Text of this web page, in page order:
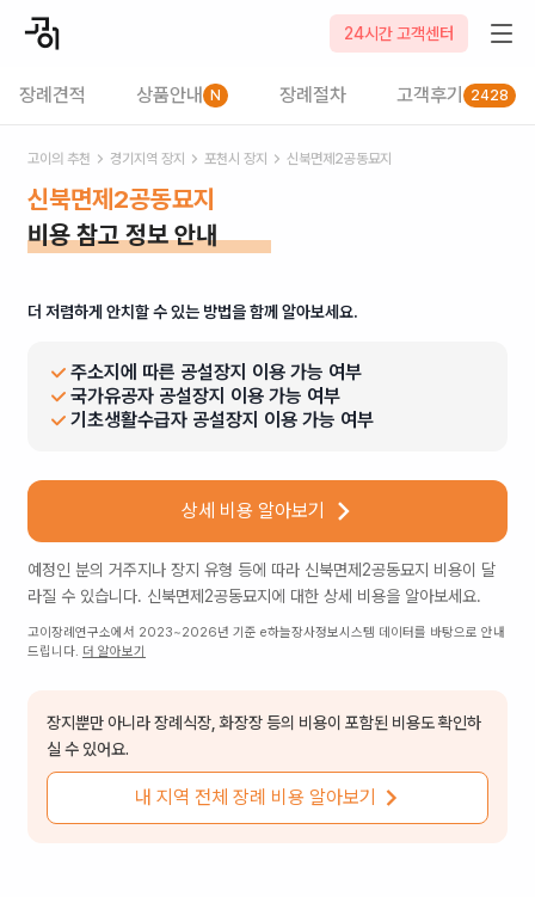
24시간 고객센터
장례견적 상품안내 N 장례절차 고객후기 2428
고이의 추천 경기 지역 장지 포천시 장지 신북면제2공동묘지
신북면제2공동묘지
비용 참고 정보 안내
더 저렴하게 안치할 수 있는 방법을 함께 알아보세요.
주소지에 따른 공설장지 이용 가능 여부
국가유공자 공설장지 이용 가능 여부
기초생활수급자 공설장지 이용 가능 여부
상세 비용 알아보기
예정인 분의 거주지나 장지 유형 등에 따라 신북면제2공동묘지 비용이 달
라질 수 있습니다. 신북면제2공동묘지 에 대한 상세 비용을 알아보세요.
고이장례연구소에서 2023~2026년 기준 e하늘장사정보시스템 데이터를 바탕으로 안내
드립니다. 더 알아보기
장지뿐만 아니라 장례식장, 화장장 등의 비용이 포함된 비용도 확인하
실 수 있어요.
내 지역 전체 장례 비용 알아보기